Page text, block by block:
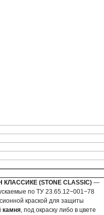
КЛАССИКЕ (STONE CLASSIC) —
по ТУ 23.65.12−001−78
краской для защиты
камня, под окраску либо в цвете